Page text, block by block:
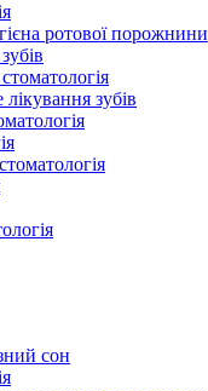
ротової порожнини
зубів
сон